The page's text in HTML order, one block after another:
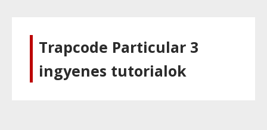
Trapcode Particular 3
ingyenes tutorialok